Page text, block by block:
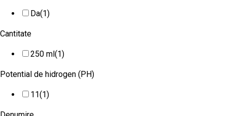
Da(1)
Cantitate
250 ml(1)
Potential de hidrogen (PH)
11(1)